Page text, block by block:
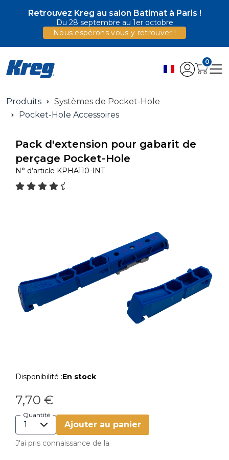
Retrouvez Kreg au salon Batimat à Paris !
Du 28 septembre au 1er octobre
Nous espérons vous y retrouver !
0
Produits
Systèmes de Pocket-Hole
Pocket-Hole Accessoires
Pack d'extension pour gabarit de
perçage Pocket-Hole
N° d’article KPHA110-INT
Disponibilité :En stock
7,70 €
Quantité
Ajouter au panier
J'ai pris connaissance de la